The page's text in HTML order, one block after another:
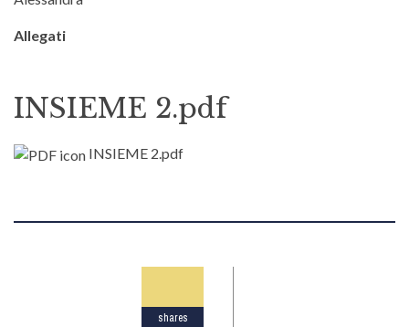
Allegati
INSIEME 2.pdf
INSIEME 2.pdf
shares